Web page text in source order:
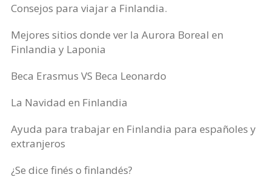
Consejos para viajar a Finlandia.
Mejores sitios donde ver la Aurora Boreal en
Finlandia y Laponia
Beca Erasmus VS Beca Leonardo
La Navidad en Finlandia
Ayuda para trabajar en Finlandia para españoles y
extranjeros
¿Se dice finés o finlandés?